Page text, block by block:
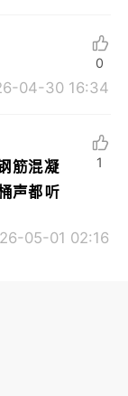
04-30 16:34
0
筋混凝
声都听
05-01 02:16
1